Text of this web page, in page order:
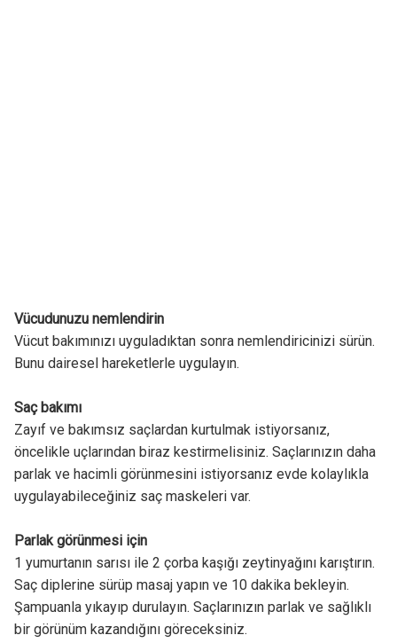
Vücudunuzu nemlendirin
Vücut bakımınızı uyguladıktan sonra nemlendiricinizi sürün.
Bunu dairesel hareketlerle uygulayın.
Saç bakımı
Zayıf ve bakımsız saçlardan kurtulmak istiyorsanız,
öncelikle uçlarından biraz kestirmelisiniz. Saçlarınızın daha
parlak ve hacimli görünmesini istiyorsanız evde kolaylıkla
uygulayabileceğiniz saç maskeleri var.
Parlak görünmesi için
1 yumurtanın sarısı ile 2 çorba kaşığı zeytinyağını karıştırın.
Saç diplerine sürüp masaj yapın ve 10 dakika bekleyin.
Şampuanla yıkayıp durulayın. Saçlarınızın parlak ve sağlıklı
bir görünüm kazandığını göreceksiniz.